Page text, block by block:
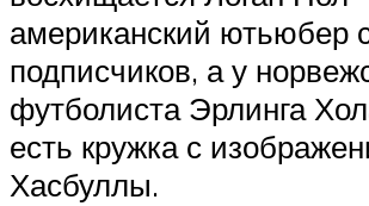
американский ютьюбер
подписчиков, а у
футболиста Эрлинга
есть кружка с
Хасбуллы.